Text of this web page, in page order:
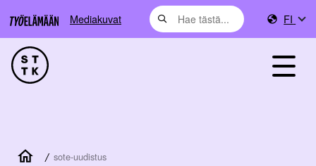
Mediakuvat FI
/ sote-uudistus